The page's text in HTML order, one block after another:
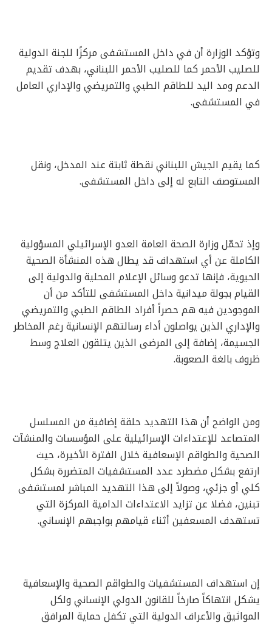
وتؤكد الوزارة أن في داخل المستشفى مركزًا للجنة الدولية
للصليب الأحمر كما للصليب الأحمر اللبناني، بهدف تقديم
الدعم ومد اليد للطاقم الطبي والتمريضي والإداري العامل
في المستشفى.
كما يقيم الجيش اللبناني نقطة ثابتة عند المدخل، ونقل
المستوصف التابع له إلى داخل المستشفى.
وإذ تحمّل وزارة الصحة العامة العدو الإسرائيلي المسؤولية
الكاملة عن أي استهداف قد يطال هذه المنشأة الصحية
الحيوية، فإنها تدعو وسائل الإعلام المحلية والدولية إلى
القيام بجولة ميدانية داخل المستشفى للتأكد من أن
الموجودين فيه هم حصراً أفراد الطاقم الطبي والتمريضي
والإداري الذين يواصلون أداء رسالتهم الإنسانية رغم المخاطر
الجسيمة، إضافة إلى المرضى الذين يتلقون العلاج وسط
ظروف بالغة الصعوبة.
ومن الواضح أن هذا التهديد حلقة إضافية من المسلسل
المتصاعد للإعتداءات الإسرائيلية على المؤسسات والمنشآت
الصحية والطواقم الإسعافية خلال الفترة الأخيرة، حيث
ارتفع بشكل مضطرد عدد المستشفيات المتضررة بشكل
كلي أو جزئي، وصولاً إلى هذا التهديد المباشر لمستشفى
تبنين، فضلا عن تزايد الاعتداءات الدامية المركزة التي
تستهدف المسعفين أثناء قيامهم بواجبهم الإنساني.
إن استهداف المستشفيات والطواقم الصحية والإسعافية
يشكل انتهاكاً صارخاً للقانون الدولي الإنساني ولكل
المواثيق والأعراف الدولية التي تكفل حماية المرافق